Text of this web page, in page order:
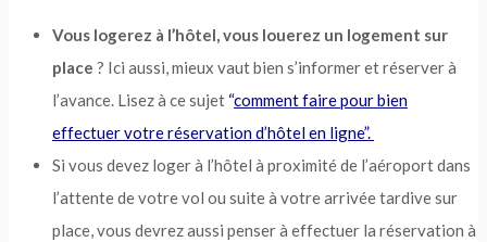
Vous logerez à l’hôtel, vous louerez un logement sur
place ? Ici aussi, mieux vaut bien s’informer et réserver à
l’avance. Lisez à ce sujet “comment faire pour bien
effectuer votre réservation d’hôtel en ligne”.
Si vous devez loger à l’hôtel à proximité de l’aéroport dans
l’attente de votre vol ou suite à votre arrivée tardive sur
place, vous devrez aussi penser à effectuer la réservation à